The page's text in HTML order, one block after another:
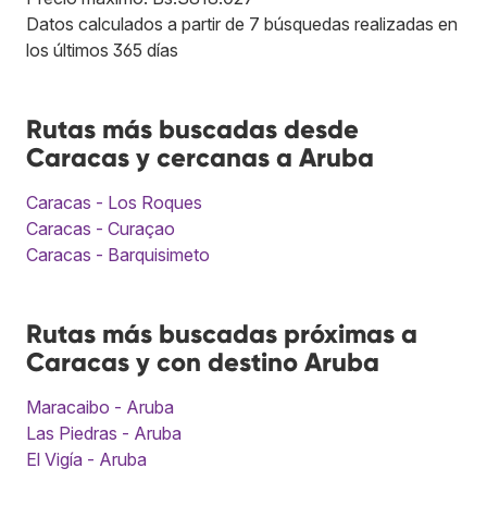
Datos calculados a partir de 7 búsquedas realizadas en
los últimos 365 días
Rutas más buscadas desde
Caracas y cercanas a Aruba
Caracas - Los Roques
Caracas - Curaçao
Caracas - Barquisimeto
Rutas más buscadas próximas a
Caracas y con destino Aruba
Maracaibo - Aruba
Las Piedras - Aruba
El Vigía - Aruba